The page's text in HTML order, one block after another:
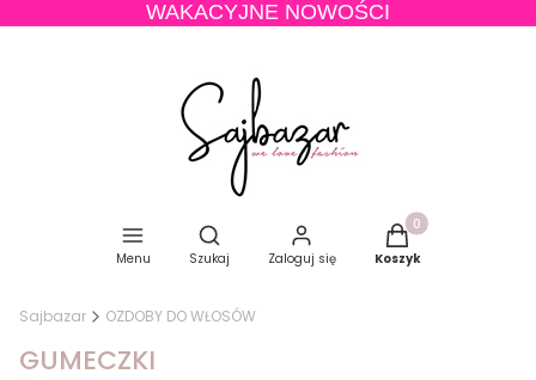
WAKACYJNE NOWOŚCI
Menu
Otwórz wyszukiwarkę
Szukaj Zaloguj się
Produkty w
Koszyk
Sajbazar OZDOBY DO WŁOSÓW
GUMECZKI